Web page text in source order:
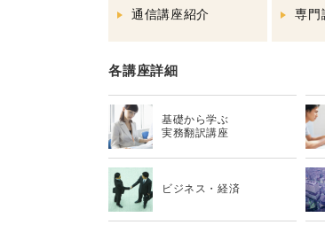
通信講座紹介 専門
各講座詳細
基礎から学ぶ
実務翻訳講座
ビジネス・経済